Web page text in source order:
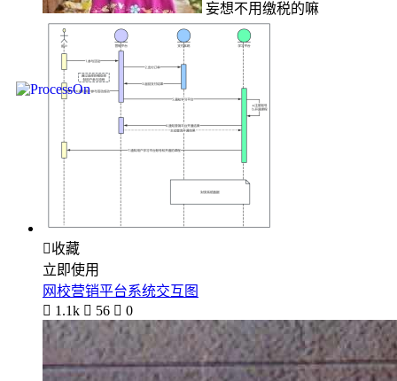
妄想不用缴税的嘛
收藏
立即使用
网校营销平台系统交互图
 1.1k  56  0